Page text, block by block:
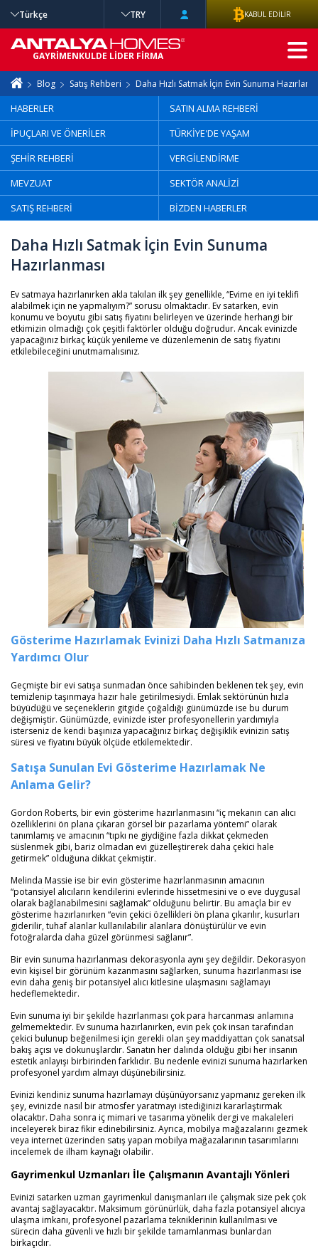
Blog Satış Rehberi Daha Hızlı Satmak İçin Evin Sunuma
HABERLER
SATIN ALMA REHBERİ
İPUÇLARI VE ÖNERİLER
TÜRKİYE'DE YAŞAM
ŞEHİR REHBERİ
VERGİLENDİRME
MEVZUAT
SEKTÖR ANALİZİ
SATIŞ REHBERİ
BİZDEN HABERLER
Daha Hızlı Satmak İçin Evin Sunuma
Hazırlanması
Ev satmaya hazırlanırken akla takılan ilk şey genellikle, “Evime en iyi teklifi
alabilmek için ne yapmalıyım?” sorusu olmaktadır. Ev satarken, evin
konumu ve boyutu gibi satış fiyatını belirleyen ve üzerinde herhangi bir
etkimizin olmadığı çok çeşitli faktörler olduğu doğrudur. Ancak evinizde
yapacağınız birkaç küçük yenileme ve düzenlemenin de satış fiyatını
etkilebileceğini unutmamalısınız.
Gösterime Hazırlamak Evinizi Daha Hızlı Satmanıza
Yardımcı Olur
Geçmişte bir evi satışa sunmadan önce sahibinden beklenen tek şey, evin
temizlenip taşınmaya hazır hale getirilmesiydi. Emlak sektörünün hızla
büyüdüğü ve seçeneklerin gitgide çoğaldığı günümüzde ise bu durum
değişmiştir. Günümüzde, evinizde ister profesyonellerin yardımıyla
isterseniz de kendi başınıza yapacağınız birkaç değişiklik evinizin satış
süresi ve fiyatını büyük ölçüde etkilemektedir.
Satışa Sunulan Evi Gösterime Hazırlamak Ne
Anlama Gelir?
Gordon Roberts, bir evin gösterime hazırlanmasını “iç mekanın can alıcı
özelliklerini ön plana çıkaran görsel bir pazarlama yöntemi” olarak
tanımlamış ve amacının “tıpkı ne giydiğine fazla dikkat çekmeden
süslenmek gibi, bariz olmadan evi güzelleştirerek daha çekici hale
getirmek” olduğuna dikkat çekmiştir.
Melinda Massie ise bir evin gösterime hazırlanmasının amacının
“potansiyel alıcıların kendilerini evlerinde hissetmesini ve o eve duygusal
olarak bağlanabilmesini sağlamak” olduğunu belirtir. Bu amaçla bir ev
gösterime hazırlanırken “evin çekici özellikleri ön plana çıkarılır, kusurları
giderilir, tuhaf alanlar kullanılabilir alanlara dönüştürülür ve evin
fotoğralarda daha güzel görünmesi sağlanır”.
Bir evin sunuma hazırlanması dekorasyonla aynı şey değildir. Dekorasyon
evin kişisel bir görünüm kazanmasını sağlarken, sunuma hazırlanması ise
evin daha geniş bir potansiyel alıcı kitlesine ulaşmasını sağlamayı
hedeflemektedir.
Evin sunuma iyi bir şekilde hazırlanması çok para harcanması anlamına
gelmemektedir. Ev sunuma hazırlanırken, evin pek çok insan tarafından
çekici bulunup beğenilmesi için gerekli olan şey maddiyattan çok sanatsal
bakış açısı ve dokunuşlardır. Sanatın her dalında olduğu gibi her insanın
estetik anlayışı birbirinden farklıdır. Bu nedenle evinizi sunuma hazırlarken
profesyonel yardım almayı düşünebilirsiniz.
Evinizi kendiniz sunuma hazırlamayı düşünüyorsanız yapmanız gereken ilk
şey, evinizde nasıl bir atmosfer yaratmayı istediğinizi kararlaştırmak
olacaktır. Daha sonra iç mimari ve tasarıma yönelik dergi ve makaleleri
inceleyerek biraz fikir edinebilirsiniz. Ayrıca, mobilya mağazalarını gezmek
veya internet üzerinden satış yapan mobilya mağazalarının tasarımlarını
incelemek de ilham kaynağı olabilir.
Gayrimenkul Uzmanları İle Çalışmanın Avantajlı Yönleri
Evinizi satarken uzman gayrimenkul danışmanları ile çalışmak size pek çok
avantaj sağlayacaktır. Maksimum görünürlük, daha fazla potansiyel alıcıya
ulaşma imkanı, profesyonel pazarlama tekniklerinin kullanılması ve
sürecin daha güvenli ve hızlı bir şekilde tamamlanması bunlardan
birkaçıdır.
Türkçe TRY KABUL EDİLİR
GAYRİMENKULDE LİDER FİRMA
GELİŞMİŞ
ARAMA